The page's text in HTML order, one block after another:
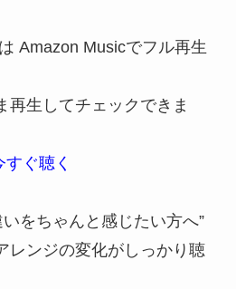
Amazon Musicでフル再生
再生してチェックできま
ぐ聴く
をちゃんと感じたい方へ”
レンジの変化がしっかり聴